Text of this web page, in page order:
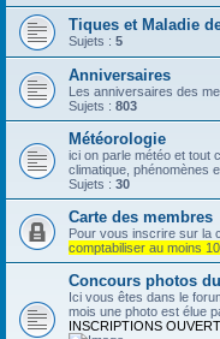
Tiques et Maladie
Sujets : 5
Anniversaires
Les anniversaires des
Sujets : 803
Météorologie
ici on parle météo et tout
climatique, phénomènes
Sujets : 30
Carte des membres
Pour vous inscrire sur la
comptabiliser au moins
Concours photos
Ici vous êtes dans le
mois une photo est élue
INSCRIPTIONS